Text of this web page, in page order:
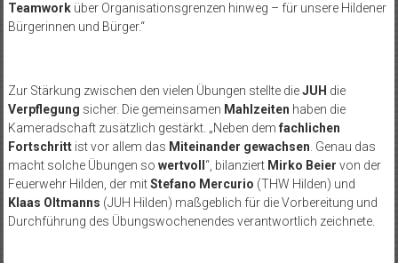
Teamworküber Organisationsgrenzen hinweg – für unsere Hildener
Bürgerinnen und Bürger.“
Zur Stärkung zwischen den vielen Übungen stellte dieJUH die
Verpflegung sicher. Die gemeinsamen Mahlzeiten haben die
Kameradschaft zusätzlich gestärkt. „Neben dem fachlichen
Fortschrittist vor allem das Miteinander gewachsen . Genau das
macht solche Übungen so wertvoll “, bilanziert Mirko Beier von der
Feuerwehr Hilden, der mitStefano Mercurio (THW Hilden) und
Klaas Oltmanns (JUH Hilden) maßgeblich für die Vorbereitung und
Durchführung des Übungswochenendes verantwortlich zeichnete.